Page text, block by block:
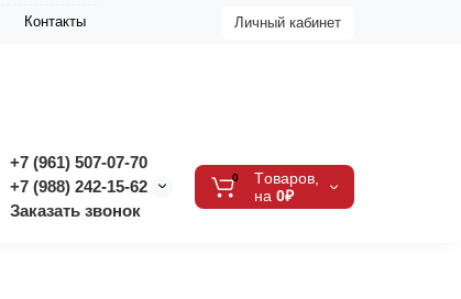
Контакты Личный кабинет
+7 (961) 507-07-70
+7 (988) 242-15-62
Заказать звонок
0
Tоваров,
на 0₽